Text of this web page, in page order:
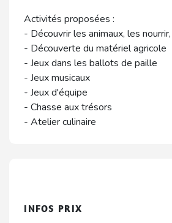
Activités proposées :
- Découvrir les animaux, les
- Découverte du matériel agricole
- Jeux dans les ballots de paille
- Jeux musicaux
- Jeux d'équipe
- Chasse aux trésors
- Atelier culinaire
INFOS PRIX